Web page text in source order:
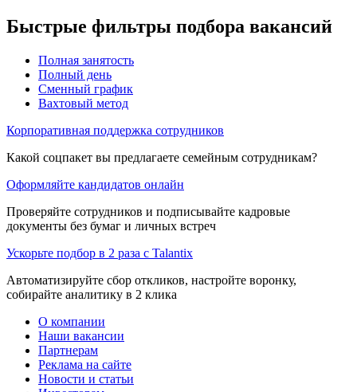
Быстрые фильтры подбора вакансий
Полная занятость
Полный день
Сменный график
Вахтовый метод
Корпоративная поддержка сотрудников
Какой соцпакет вы предлагаете семейным сотрудникам?
Оформляйте кандидатов онлайн
Проверяйте сотрудников и подписывайте кадровые
документы без бумаг и личных встреч
Ускорьте подбор в 2 раза с Talantix
Автоматизируйте сбор откликов, настройте воронку,
собирайте аналитику в 2 клика
О компании
Наши вакансии
Партнерам
Реклама на сайте
Новости и статьи